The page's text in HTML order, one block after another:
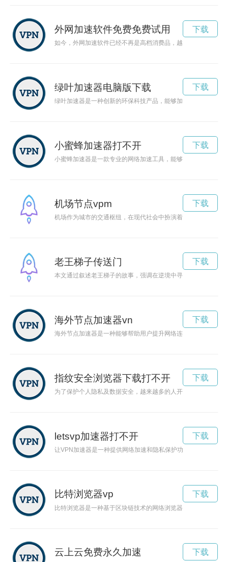
外网加速软件免费免费试用
如今，外网加速软件已经不再是高档消费品，越来越多的软件
下载
绿叶加速器电脑版下载
绿叶加速器是一种创新的环保科技产品，能够加速植物的生长
下载
小蜜蜂加速器打不开
小蜜蜂加速器是一款专业的网络加速工具，能够帮助用户高效
下载
机场节点vpm
机场作为城市的交通枢纽，在现代社会中扮演着重要角色。它
下载
老王梯子传送门
本文通过叙述老王梯子的故事，强调在逆境中寻找希望的重要性
下载
海外节点加速器vn
海外节点加速器是一种能够帮助用户提升网络连接速度的工具
下载
指纹安全浏览器下载打不开
为了保护个人隐私及数据安全，越来越多的人开始关注指纹安
下载
letsvp加速器打不开
让VPN加速器是一种提供网络加速和隐私保护功能的工具，可
下载
比特浏览器vp
比特浏览器是一种基于区块链技术的网络浏览器，在保护用户
下载
云上云免费永久加速 下载